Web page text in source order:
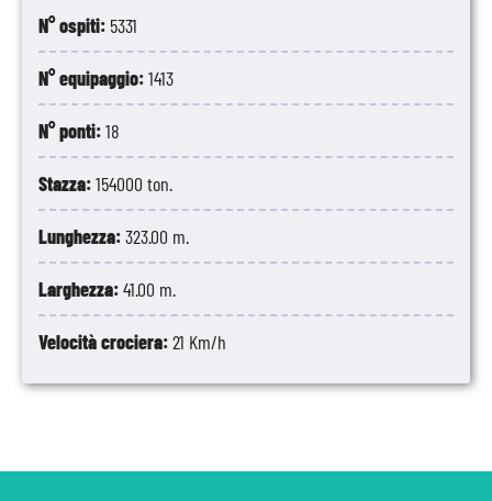
N° ospiti: 5331
N° equipaggio:1413
N° ponti:18
Stazza:154000 ton.
Lunghezza:323.00 m.
Larghezza:41.00 m.
Velocità crociera:21 Km/h